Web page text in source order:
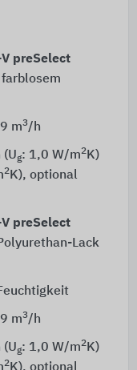
preSelect
m3/h
g: 1,0 W/m2K)
2K), optional
preSelect
Lack
m3/h
g: 1,0 W/m2K)
2